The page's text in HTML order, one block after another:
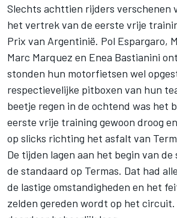
Slechts achttien rijders verschenen
het vertrek van de eerste vrije
Prix van Argentinië. Pol Espargaro,
Marc Marquez en Enea Bastianini
stonden hun motorfietsen wel
respectievelijke pitboxen van hun
beetje regen in de ochtend was het
eerste vrije training gewoon droog
op slicks richting het asfalt van
De tijden lagen aan het begin van de
de standaard op Termas. Dat had
de lastige omstandigheden en het
zelden gereden wordt op het